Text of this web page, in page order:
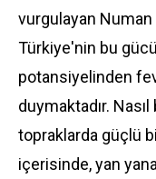
vurgulayan
Türkiye'nin bu
potansiyelinden
duymaktadır.
topraklarda güçlü
içerisinde, yan